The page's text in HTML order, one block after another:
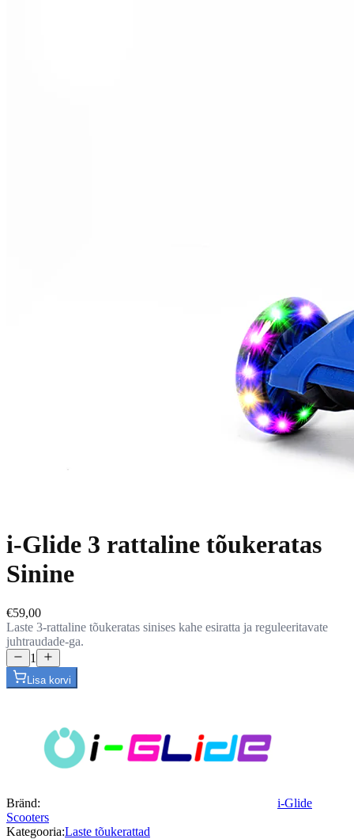
i-Glide 3 rattaline tõukeratas
Sinine
€59,00
Laste 3-rattaline tõukeratas sinises kahe esiratta ja reguleeritavate
juhtraudade-ga.
1
Lisa korvi
Bränd:
i-Glide
Scooters
Kategooria:Laste tõukerattad